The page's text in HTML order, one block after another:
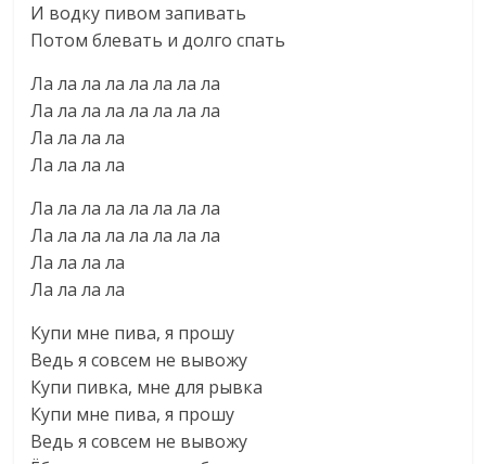
И водку пивом запивать
Потом блевать и долго спать
Ла ла ла ла ла ла ла ла
Ла ла ла ла ла ла ла ла
Ла ла ла ла
Ла ла ла ла
Ла ла ла ла ла ла ла ла
Ла ла ла ла ла ла ла ла
Ла ла ла ла
Ла ла ла ла
Купи мне пива, я прошу
Ведь я совсем не вывожу
Купи пивка, мне для рывка
Купи мне пива, я прошу
Ведь я совсем не вывожу